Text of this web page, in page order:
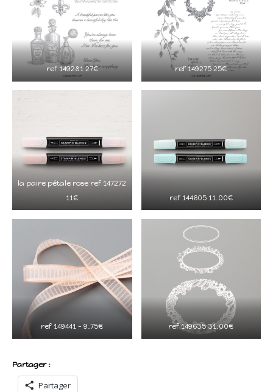
ref 149281 27€ ref 149275 25€
la paire pétale rose ref 147272
11€
ref 144605 11.00€
ref 149441 – 9.75€ ref 149635 31.00€
Partager :
Partager